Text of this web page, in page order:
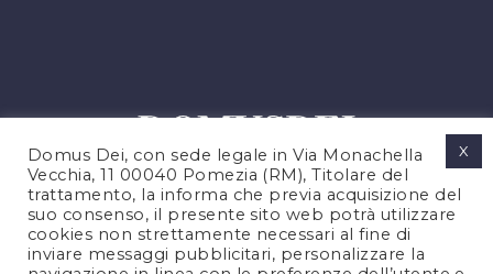
PRIVACY POLICY
Domus Dei, con sede legale in Via Monachella
Vecchia, 11 00040 Pomezia (RM), Titolare del
trattamento, la informa che previa acquisizione del
suo consenso, il presente sito web potrà utilizzare
cookies non strettamente necessari al fine di
inviare messaggi pubblicitari, personalizzare la
X